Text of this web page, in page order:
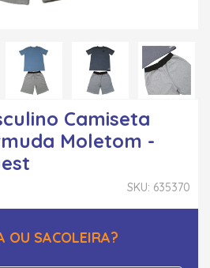
Camiseta
Moletom -
SKU: 635370
OU SACOLEIRA?